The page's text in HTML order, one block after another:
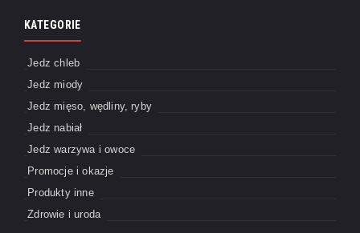
KATEGORIE
Jedz chleb
Jedz miody
Jedz mięso, wędliny, ryby
Jedz nabiał
Jedz warzywa i owoce
Promocje i okazje
Produkty inne
Zdrowie i uroda